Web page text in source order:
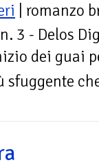
| romanzo
n. 3 - Delos
dei guai
sfuggente